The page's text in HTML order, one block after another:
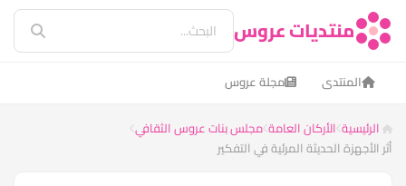
منتديات عروس
المنتدى مجلة عروس
الرئيسية الأركان العامة مجلس بنات عروس الثقافي
أثر الأجهزة الحديثة المرئية في التفكير